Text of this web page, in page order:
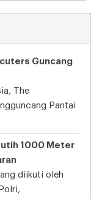
Guncang
The
Pantai
1000 Meter
diikuti oleh